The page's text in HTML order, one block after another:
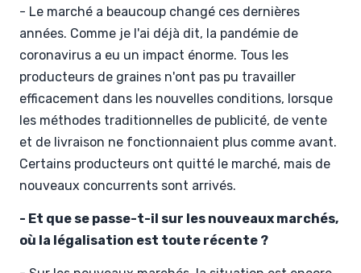
- Le marché a beaucoup changé ces dernières
années. Comme je l'ai déjà dit, la pandémie de
coronavirus a eu un impact énorme. Tous les
producteurs de graines n'ont pas pu travailler
efficacement dans les nouvelles conditions, lorsque
les méthodes traditionnelles de publicité, de vente
et de livraison ne fonctionnaient plus comme avant.
Certains producteurs ont quitté le marché, mais de
nouveaux concurrents sont arrivés.
- Et que se passe-t-il sur les nouveaux marchés,
où la légalisation est toute récente ?